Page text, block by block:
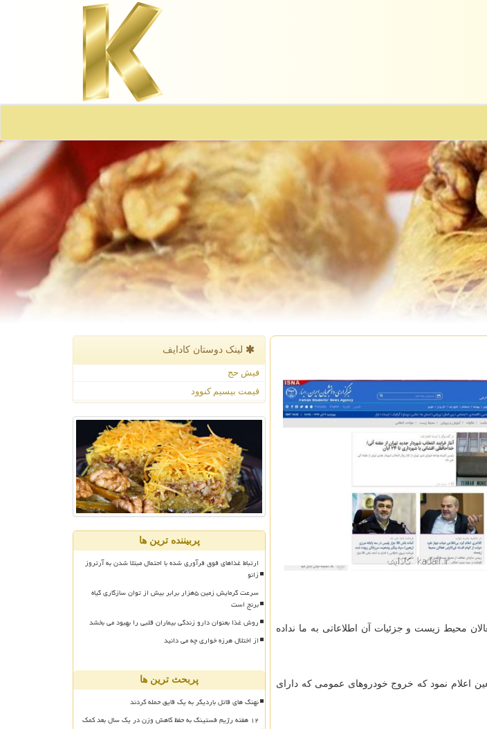
محیط زیست و جزئیات آن اطلاعاتی به ما نداده
در سه پایانه مرزی اربعین اعلام نمود كه خروج خودروهای عمومی كه دارای
لینک دوستان كادایف
فیش حج
قیمت بیسیم کنوود
پربیننده ترین ها
ارتباط غذاهای فوق فرآوری شده با احتمال مبتلا شدن به آرتروز
زانو
سرعت گرمایش زمین ۵هزار برابر بیش از توان سازگاری گیاه
برنج است
روش غذا بعنوان دارو زندگی بیماران قلبی را بهبود می بخشد
از اختلال هرزه خواری چه می دانید
پربحث ترین ها
نهنگ های قاتل باردیگر به یک قایق حمله کردند
۱۲ هفته رژیم فستینگ به حفظ کاهش وزن در یک سال بعد کمک